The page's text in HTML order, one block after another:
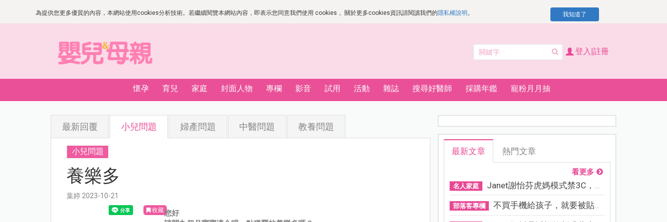
為提供您更多優質的內容，本網站使用cookies分析技術。若繼續閱覽本網站內容，即表示您同意我們使用 cookies， 關於更多cookies資訊請閱讀我們的隱私權說明 。 我知道了
登入|註冊
懷孕 育兒 家庭 封面人物 專欄 影音 試用 活動 雜誌 搜尋好醫師 採購年鑑 寵粉月月抽
最新回覆 小兒問題 婦產問題 中醫問題 教養問題
小兒問題
養樂多
葉婷 2023-10-21
收藏您好
最新文章 熱門文章
看更多
名人家庭 Janet謝怡芬虎媽模式禁3C，看...
部落客專欄 不買手機給孩子，就要被貼「...